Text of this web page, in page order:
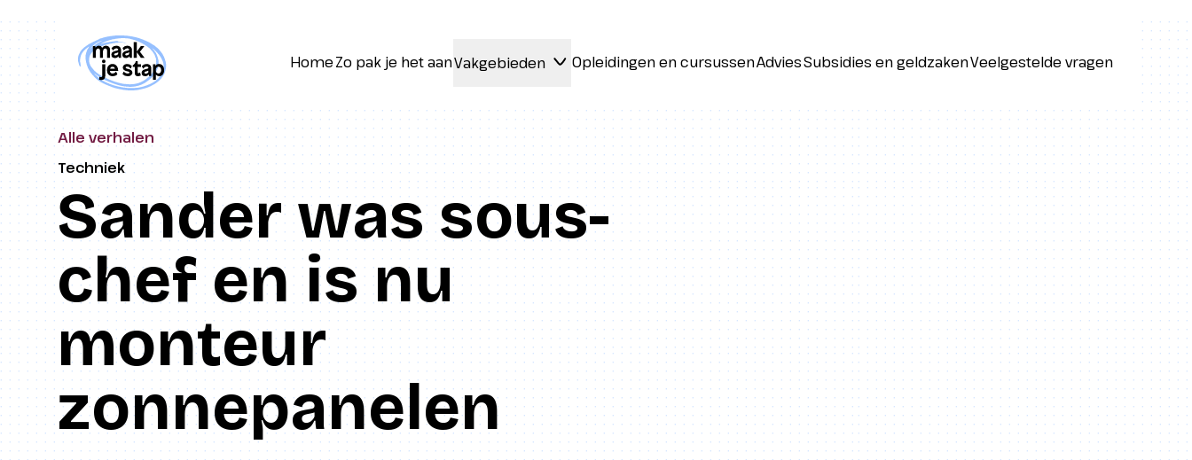
Home
HomeZo pak je het aan
Zo pak je het aanVakgebieden
Vakgebieden Opleidingen en cursussen
Opleidingen en cursussenAdvies
AdviesSubsidies en geldzaken
Subsidies en geldzakenVeelgestelde vragen
Veelgestelde vragen
Alle verhalen
Techniek
Sander was sous-
chef en is nu
monteur
zonnepanelen